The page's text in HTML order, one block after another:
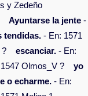
y Zedeño
Ayuntarse la jente -
tendidas. - En: 1571
? escanciar. - En:
Olmos_V ?
yo
o echarme. - En: